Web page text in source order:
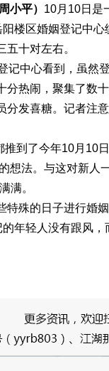
小平） 10月10日是
楼区婚姻登记中
十对左右。
中心看到，虽然登
分热闹，聚集了数
分发喜糖。记者注
推到了今年10月10
想法。与这对新
满。
殊的日子进行婚
的年轻人没有跟风